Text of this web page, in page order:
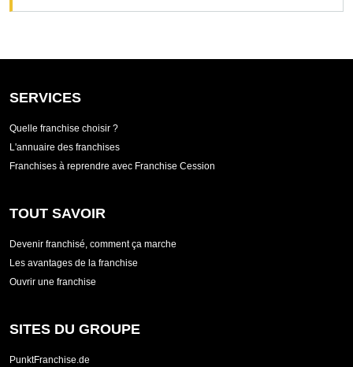
SERVICES
Quelle franchise choisir ?
L'annuaire des franchises
Franchises à reprendre avec Franchise Cession
TOUT SAVOIR
Devenir franchisé, comment ça marche
Les avantages de la franchise
Ouvrir une franchise
SITES DU GROUPE
PunktFranchise.de